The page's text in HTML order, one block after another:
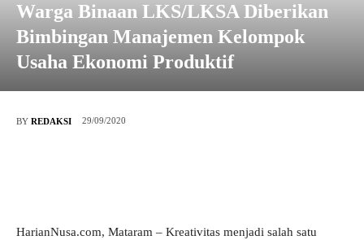
Warga Binaan LKS/LKSA Diberikan
Bimbingan Manajemen Kelompok
Usaha Ekonomi Produktif
BY REDAKSI 29/09/2020
HarianNusa.com, Mataram – Kreativitas menjadi salah satu